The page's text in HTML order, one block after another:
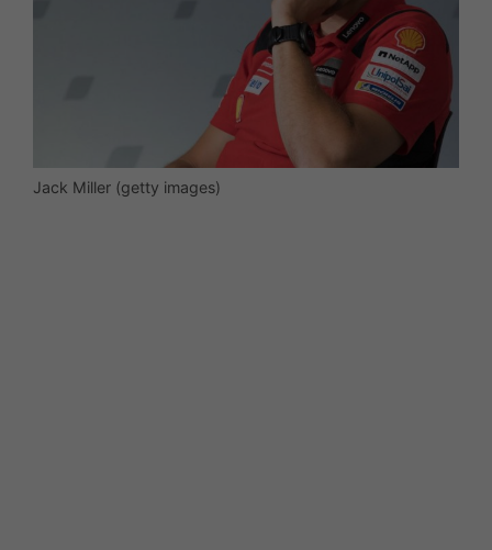
Jack Miller (getty images)